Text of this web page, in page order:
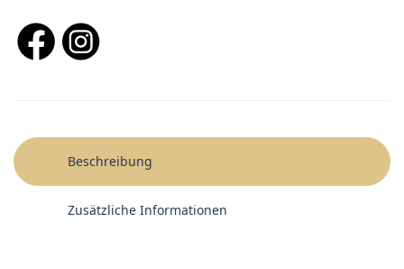
Beschreibung
Zusätzliche Informationen